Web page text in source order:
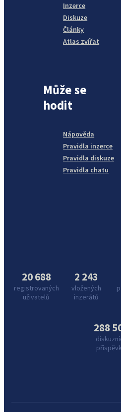
Inzerce
Diskuze
Články
Atlas zvířat
Může se
hodit
Nápověda
Pravidla inzerce
Pravidla diskuze
Pravidla chatu
20 688
registrovaných
uživatelů
2 243
vložených
inzerátů
288